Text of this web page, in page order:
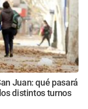
Juan: qué pasará
distintos turnos